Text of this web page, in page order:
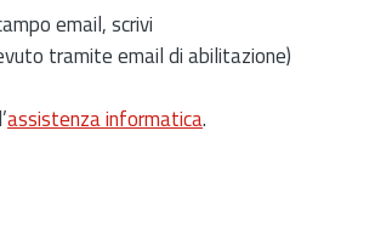
email, scrivi
tramite email di abilitazione)
assistenza informatica.